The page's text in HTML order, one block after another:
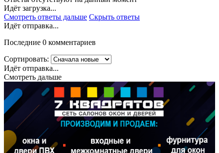
Идёт загрузка...
Смотреть ответы дальше Скрыть ответы
Идёт отправка...
Последние 0 комментариев
Сортировать:
Идёт отправка...
Смотреть дальше